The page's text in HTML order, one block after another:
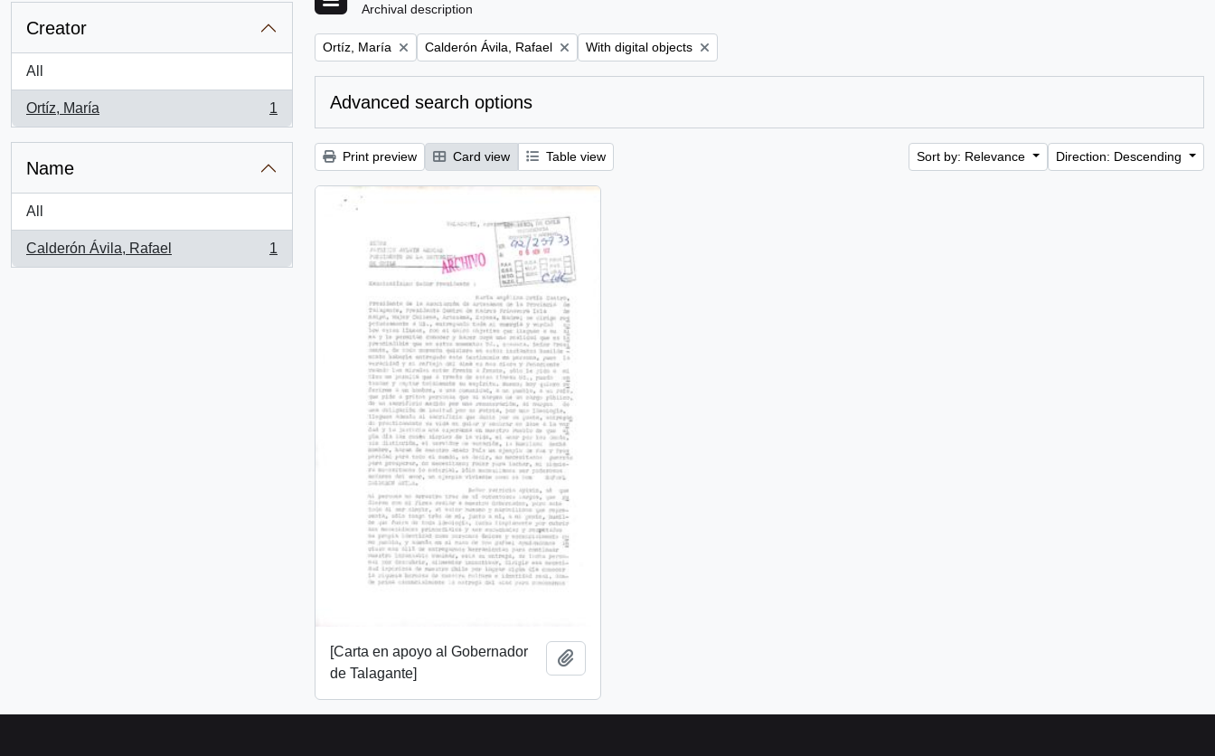
Creator
All
Ortíz, María
, 1 results
1
Name
All
Calderón Ávila, Rafael
, 1 results
1
Archival description
Remove filter:
Ortíz, María Remove filter:
Calderón Ávila, Rafael Remove filter:
With digital objects
Advanced search options
Print preview Card view Table view Sort by: Relevance Direction: Descending
[Carta en apoyo al Gobernador
de Talagante]